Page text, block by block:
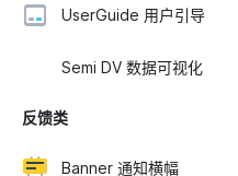
UserGuide 用户引导
Semi DV 数据可视化
反馈类
Banner 通知横幅